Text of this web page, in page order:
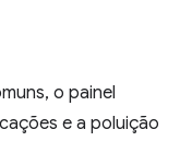
o painel
e a poluição